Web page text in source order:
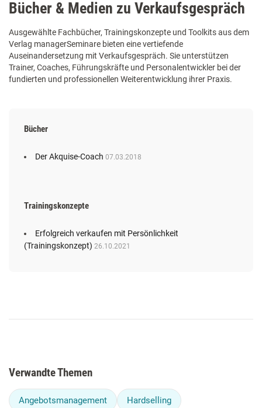
Bücher & Medien zu Verkaufsgespräch
Ausgewählte Fachbücher, Trainingskonzepte und Toolkits aus dem
Verlag managerSeminare bieten eine vertiefende
Auseinandersetzung mit Verkaufsgespräch. Sie unterstützen
Trainer, Coaches, Führungskräfte und Personalentwickler bei der
fundierten und professionellen Weiterentwicklung ihrer Praxis.
Bücher
Der Akquise-Coach 07.03.2018
Trainingskonzepte
Erfolgreich verkaufen mit Persönlichkeit
(Trainingskonzept) 26.10.2021
Verwandte Themen
Angebotsmanagement Hardselling